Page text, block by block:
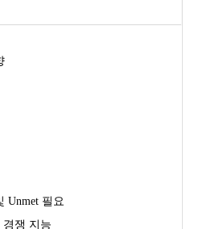
Unmet 필요
쟁 지능